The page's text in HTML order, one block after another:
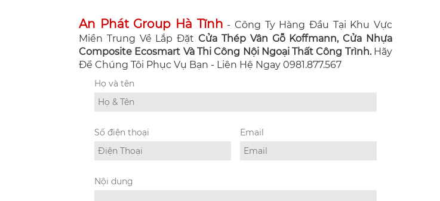
An Phát Group Hà Tĩnh - Công Ty Hàng Đầu Tại Khu Vực
Miền Trung Về Lắp ĐặtCửa Thép Vân Gỗ Koffmann, Cửa Nhựa
Composite Ecosmart Và Thi Công Nội Ngoại Thất Công Trình. Hãy
Để Chúng Tôi Phục Vụ Bạn - Liên Hệ Ngay 0981.877.567
Họ và tên
Số điện thoại Email
Nội dung